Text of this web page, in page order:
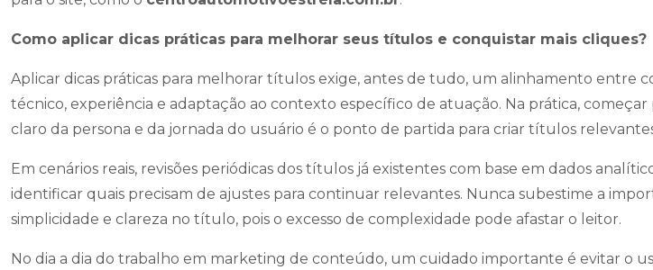
Como aplicar dicas práticas para melhorar seus títulos e conquistar mais cliques?
Aplicar dicas práticas para melhorar títulos exige, antes de tudo, um alinhamento entre
técnico, experiência e adaptação ao contexto específico de atuação. Na prática,
claro da persona e da jornada do usuário é o ponto de partida para criar títulos
Em cenários reais, revisões periódicas dos títulos já existentes com base em dados
identificar quais precisam de ajustes para continuar relevantes. Nunca subestime a
simplicidade e clareza no título, pois o excesso de complexidade pode afastar o leitor.
No dia a dia do trabalho em marketing de conteúdo, um cuidado importante é evitar o